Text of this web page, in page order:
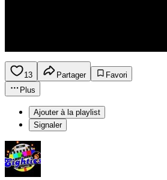
13 Partager
Favori
Plus
Ajouter à la playlist
Signaler